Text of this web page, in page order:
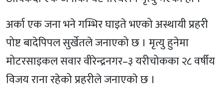
अर्का एक जना भने गम्भिर घाइते भएको अस्थायी प्रहरी
पोष्ट बादेपिपल सुर्खेतले जनाएको छ । मृत्यु हुनेमा
मोटरसाइकल सवार वीरेन्द्रनगर–३ यरीचोकका २८ वर्षीय
विजय राना रहेको प्रहरीले जनाएकाे छ ।